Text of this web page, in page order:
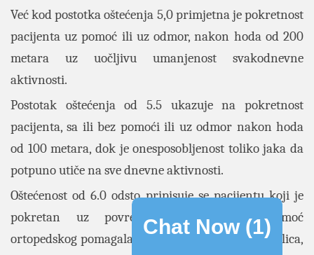
Već kod postotka oštećenja 5,0 primjetna je pokretnost
pacijenta uz pomoć ili uz odmor, nakon hoda od 200
metara uz uočljivu umanjenost svakodnevne
aktivnosti.
Postotak oštećenja od 5.5 ukazuje na pokretnost
pacijenta, sa ili bez pomoći ili uz odmor nakon hoda
od 100 metara, dok je onesposobljenost toliko jaka da
potpuno utiče na sve dnevne aktivnosti.
Oštećenost od 6.0 odsto pripisuje se pacijentu koji je
pokretan uz povremenu i/ili stalnu pomoć
ortopedskog pomagala, štapa, štaka, proteza, hodalica,
Chat Now (1)